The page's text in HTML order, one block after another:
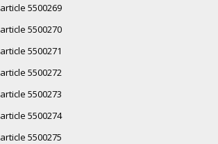
article 5500269
article 5500270
article 5500271
article 5500272
article 5500273
article 5500274
article 5500275